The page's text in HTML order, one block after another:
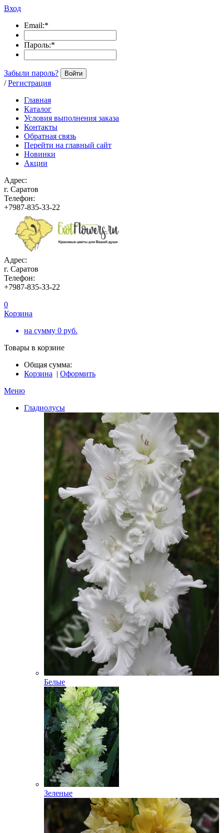
Вход
Email:*
Пароль:*
Забыли пароль? Войти
/ Регистрация
Главная
Каталог
Условия выполнения заказа
Контакты
Обратная связь
Перейти на главный сайт
Новинки
Акции
Адрес:
г. Саратов
Телефон:
+7987-835-33-22
Адрес:
г. Саратов
Телефон:
+7987-835-33-22
0
Корзина
на сумму 0 руб.
Товары в корзине
Общая сумма:
Корзина | Оформить
Меню
Гладиолусы
Белые
Зеленые